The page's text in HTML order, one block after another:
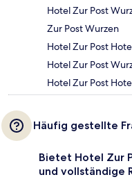
Hotel Zur Post
Zur Post Wurzen
Hotel Zur Post
Hotel Zur Post
Hotel Zur Post
Häufig gestellte
Bietet Hotel Zur
und vollständige